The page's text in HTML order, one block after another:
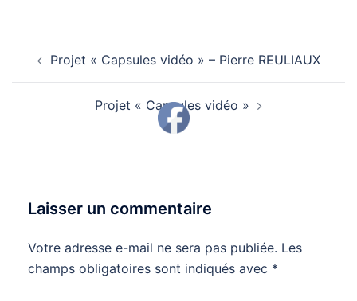
Navigation
d’article
Projet « Capsules vidéo » – Pierre REULIAUX
Projet « Capsules vidéo »
Laisser un commentaire
Votre adresse e-mail ne sera pas publiée. Les
champs obligatoires sont indiqués avec *